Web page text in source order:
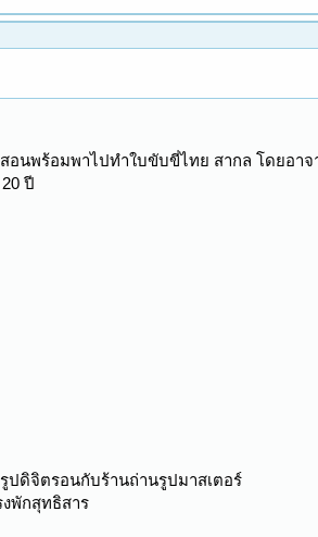
อนพร้อมพาไปทำใบขับขี่ไทย สากล โดยอาจ
ปี
ปดิจิตรอนกับร้านถ่านรูปมาสเตอร์
พักสุทธิสาร